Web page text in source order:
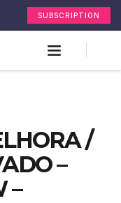
SUBSCRIPTION
/
–
–